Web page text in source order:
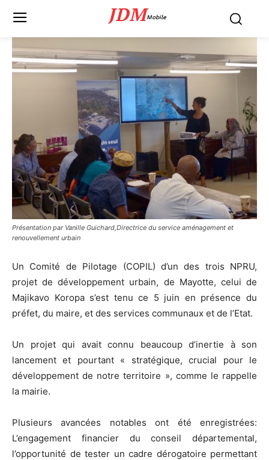
JDMMobile
Présentation par Vanille Guichard,Directrice du service aménagement et
renouvellement urbain
Un Comité de Pilotage (COPIL) d’un des trois NPRU,
projet de développement urbain, de Mayotte, celui de
Majikavo Koropa s’est tenu ce 5 juin en présence du
préfet, du maire, et des services communaux et de l’Etat.
Un projet qui avait connu beaucoup d’inertie à son
lancement et pourtant « stratégique, crucial pour le
développement de notre territoire », comme le rappelle
la mairie.
Plusieurs avancées notables ont été enregistrées:
L’engagement financier du conseil départemental,
l’opportunité de tester un cadre dérogatoire permettant